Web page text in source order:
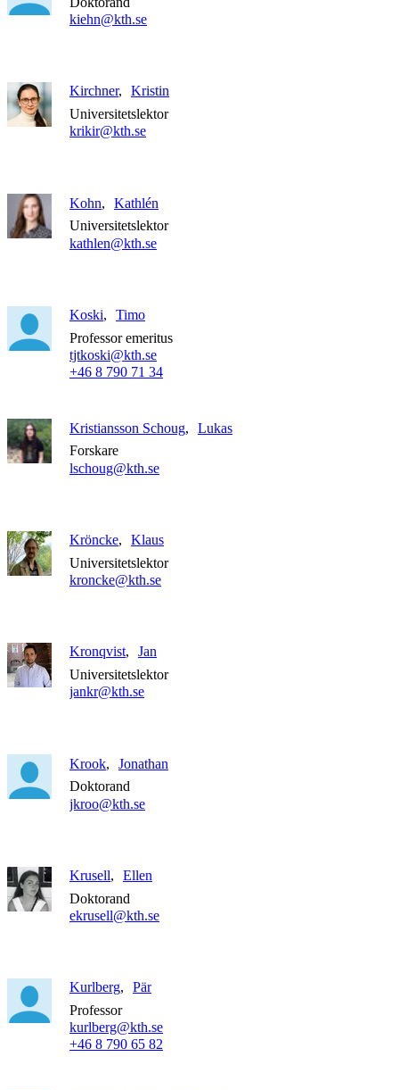
kiehn@kth.se
Kirchner
Kristin
Universitetslektor
krikir@kth.se
Kohn
Kathlén
Universitetslektor
kathlen@kth.se
Koski
Timo
Professor emeritus
tjtkoski@kth.se
+46 8 790 71 34
Kristiansson Schoug
Lukas
Forskare
lschoug@kth.se
Kröncke
Klaus
Universitetslektor
kroncke@kth.se
Kronqvist
Jan
Universitetslektor
jankr@kth.se
Krook
Jonathan
Doktorand
jkroo@kth.se
Krusell
Ellen
Doktorand
ekrusell@kth.se
Kurlberg
Pär
Professor
kurlberg@kth.se
+46 8 790 65 82